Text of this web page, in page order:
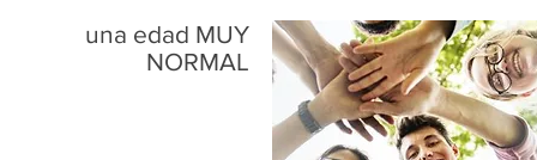
una edad MUY
NORMAL